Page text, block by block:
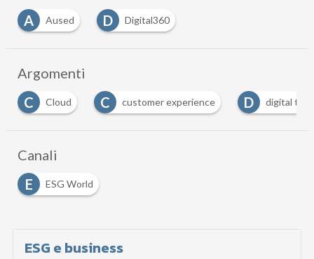
A
Aused D Digital360
Argomenti
C
customer experience D digital transformation
Canali
E
ESG World
ESG e business